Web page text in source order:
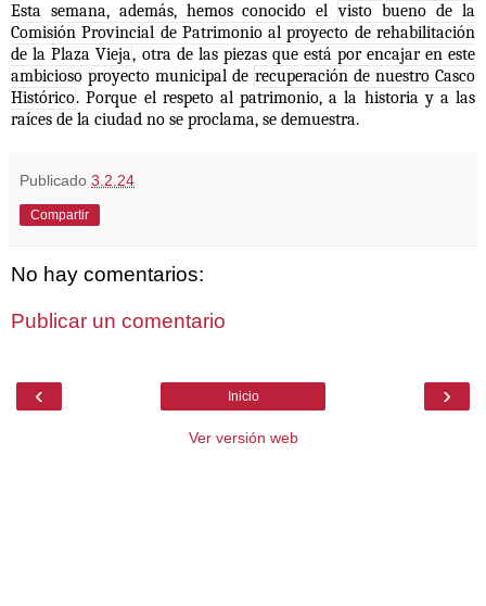
Esta semana, además, hemos conocido elvisto bueno de la
Comisión Provincial de Patrimonio al proyecto de rehabilitación
de la Plaza Vieja, otra de las piezas que está por encajar en este
ambicioso proyecto municipal de recuperación de nuestro Casco
Histórico. Porque el respeto al patrimonio, a la historia y a las
raíces de la ciudad no se proclama, se demuestra.
Publicado 3.2.24
Compartir
No hay comentarios:
Publicar un comentario
‹ ›
Inicio
Ver versión web